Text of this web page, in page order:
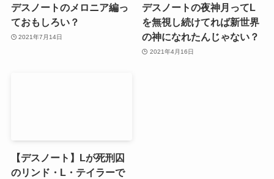
デスノートのメロニア編っ
ておもしろい？
2021年7月14日
デスノートの夜神月ってL
を無視し続けてれば新世界
の神になれたんじゃない？
2021年4月16日
【デスノート】Lが死刑囚
のリンド・L・テイラーで